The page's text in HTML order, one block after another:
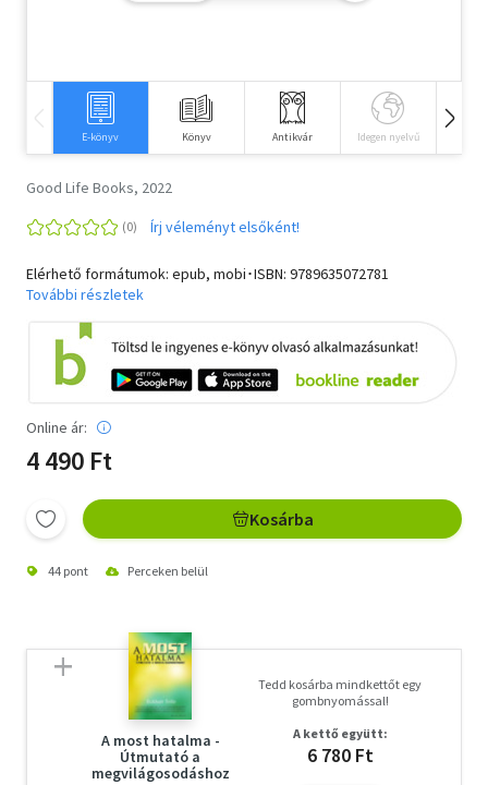
Vallás
E-könyv Könyv Antikvár Idegen nyelvű
Good Life Books, 2022
Írj véleményt elsőként!
Elérhető formátumok: epub, mobi･ISBN: 9789635072781
További részletek
Online ár:
4 490 Ft
Kosárba
44 pont Perceken belül
A most hatalma -
Útmutató a
megvilágosodáshoz
Tedd kosárba mindkettőt egy
gombnyomással!
A kettő együtt:
6 780 Ft